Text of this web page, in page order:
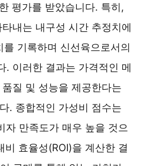
평가를 받았습니다. 특히,
내는 내구성 시간 추정치에
를 기록하며 신선육으로서의
. 이러한 결과는 가격적인 메
질 및 성능을 제공한다는
. 종합적인 가성비 점수는
자 만족도가 매우 높을 것으
비 효율성(ROI)을 계산한 결